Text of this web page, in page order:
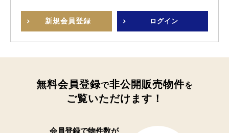
新規会員登録 ログイン
無料会員登録で非公開販売物件を
ご覧いただけます！
会員登録で物件数が